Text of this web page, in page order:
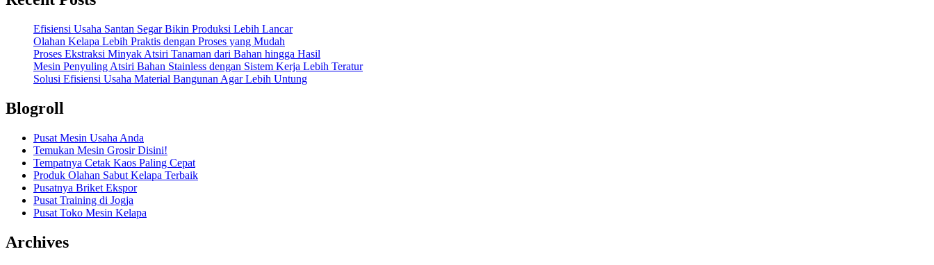
Efisiensi Usaha Santan Segar Bikin Produksi Lebih Lancar
Olahan Kelapa Lebih Praktis dengan Proses yang Mudah
Proses Ekstraksi Minyak Atsiri Tanaman dari Bahan hingga Hasil
Mesin Penyuling Atsiri Bahan Stainless dengan Sistem Kerja Lebih Teratur
Solusi Efisiensi Usaha Material Bangunan Agar Lebih Untung
Blogroll
Pusat Mesin Usaha Anda
Temukan Mesin Grosir Disini!
Tempatnya Cetak Kaos Paling Cepat
Produk Olahan Sabut Kelapa Terbaik
Pusatnya Briket Ekspor
Pusat Training di Jogja
Pusat Toko Mesin Kelapa
Archives